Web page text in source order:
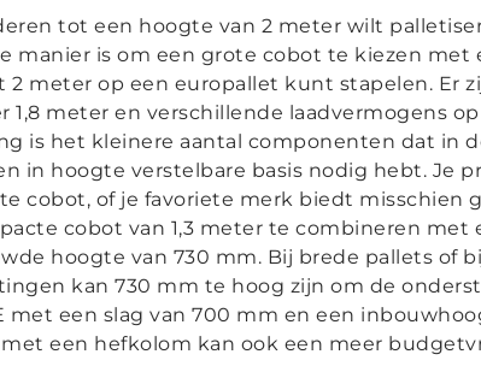
tot een hoogte van 2 meter wilt
manier is om een grote cobot te kiezen met
2 meter op een europallet kunt stapelen. Er
1,8 meter en verschillende laadvermogens
is het kleinere aantal componenten dat in
in hoogte verstelbare basis nodig hebt. Je
cobot, of je favoriete merk biedt misschien
cobot van 1,3 meter te combineren met
hoogte van 730 mm. Bij brede pallets of
kan 730 mm te hoog zijn om de
met een slag van 700 mm en een
een hefkolom kan ook een meer